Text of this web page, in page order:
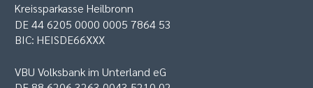
Kreissparkasse Heilbronn
DE 44 6205 0000 0005 7864 53
BIC: HEISDE66XXX
VBU Volksbank im Unterland eG